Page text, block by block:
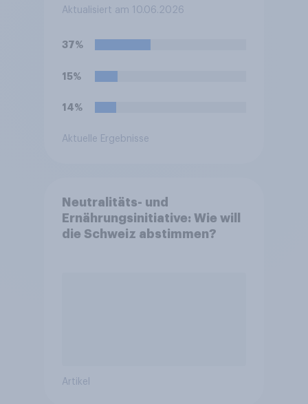
Gefühl beschreibt Ihre
derzeit am besten?
Aktualisiert am 10.06.2026
37%
15%
14%
Aktuelle Ergebnisse
Neutralitäts- und
Ernährungsinitiative: Wie will
die Schweiz abstimmen?
Artikel